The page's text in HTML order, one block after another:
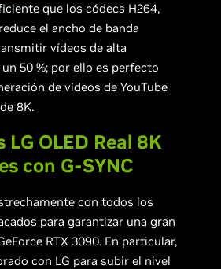
que los códecs H264,
el ancho de banda
vídeos de alta
50 %; por ello es perfecto
de vídeos de YouTube
8K.
LG OLED Real 8K
con G-SYNC
con todos los
para garantizar una gran
RTX 3090. En particular,
con LG para subir el nivel